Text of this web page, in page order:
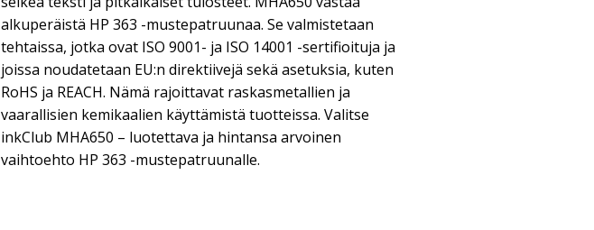
alkuperäistä HP 363 -mustepatruunaa. Se valmistetaan
tehtaissa, jotka ovat ISO 9001- ja ISO 14001 -sertifioituja ja
joissa noudatetaan EU:n direktiivejä sekä asetuksia, kuten
RoHS ja REACH. Nämä rajoittavat raskasmetallien ja
vaarallisien kemikaalien käyttämistä tuotteissa. Valitse
inkClub MHA650 – luotettava ja hintansa arvoinen
vaihtoehto HP 363 -mustepatruunalle.